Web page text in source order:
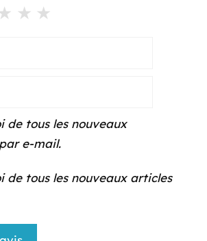
★
★
de tous les nouveaux
e-mail.
de tous les nouveaux articles